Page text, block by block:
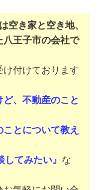
空き家と空き地、
王子市の会社で
付けております
ど、不動産のこと
ことについて教え
してみたい』 な